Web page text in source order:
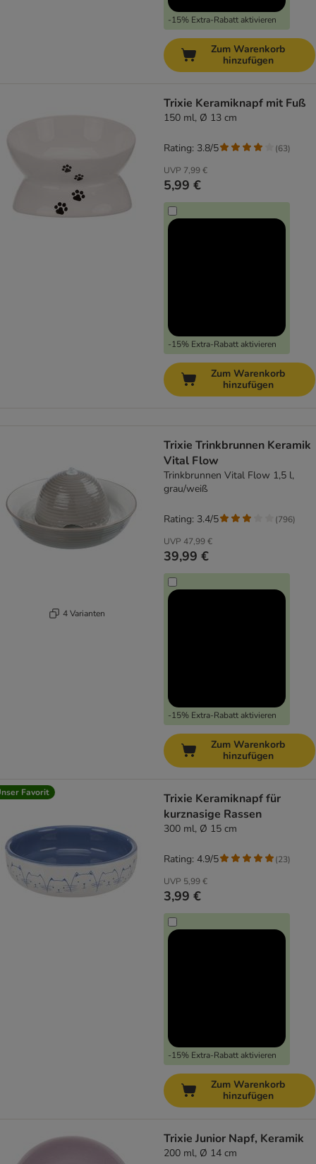
-15% Extra-Rabatt aktivieren
Zum Warenkorb
hinzufügen
Trixie Keramiknapf mit Fuß
150 ml, Ø 13 cm
UVP 7,99 €
5,99 €
-15% Extra-Rabatt aktivieren
Rating: 3.8/5 (63)
Zum Warenkorb
hinzufügen
4 Varianten
Trixie Trinkbrunnen Keramik
Vital Flow
Trinkbrunnen Vital Flow 1,5 l,
grau/weiß
UVP 47,99 €
39,99 €
-15% Extra-Rabatt aktivieren
Rating: 3.4/5 (796)
Zum Warenkorb
hinzufügen
Favorit
Trixie Keramiknapf für
kurznasige Rassen
300 ml, Ø 15 cm
UVP 5,99 €
3,99 €
-15% Extra-Rabatt aktivieren
Rating: 4.9/5 (23)
Zum Warenkorb
hinzufügen
Trixie Junior Napf, Keramik
200 ml, Ø 14 cm